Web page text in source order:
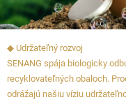
◆ Udržateľný rozvoj
SENANG spája biologicky
recyklovateľných obaloch.
odrážajú našiu víziu